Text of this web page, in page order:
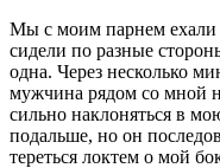
Мы с моим парнем ехали
сидели по разные
одна. Через несколько
мужчина рядом со мной
сильно наклоняться в
подальше, но он
тереться локтем о мой